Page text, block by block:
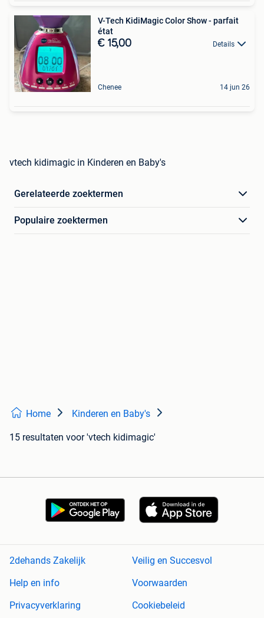
V-Tech KidiMagic Color Show - parfait
état
€ 15,00 Details
Chenee 14 jun 26
vtech kidimagic in Kinderen en Baby's
Gerelateerde zoektermen
Populaire zoektermen
Home Kinderen en Baby's
15 resultaten voor 'vtech kidimagic'
2dehands Zakelijk
Veilig en Succesvol
Help en info
Voorwaarden
Privacyverklaring
Cookiebeleid